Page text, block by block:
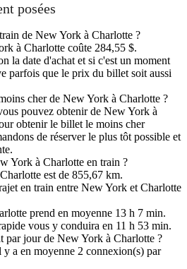
posées
de New York à Charlotte ?
à Charlotte coûte 284,55 $.
la date d'achat et si c'est un moment
parfois que le prix du billet soit aussi
cher de New York à Charlotte ?
pouvez obtenir de New York à
obtenir le billet le moins cher
de réserver le plus tôt possible et
York à Charlotte en train ?
est de 855,67 km.
en train entre New York et Charlotte
prend en moyenne 13 h 7 min.
vous y conduira en 11 h 53 min.
par jour de New York à Charlotte ?
a en moyenne 2 connexion(s) par